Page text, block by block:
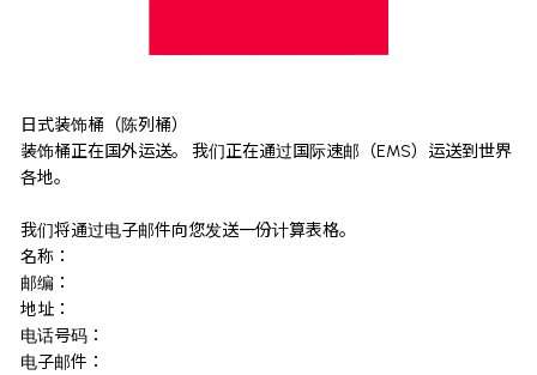
日式装饰桶（陈列桶）
装饰桶正在国外运送。 我们正在通过国际速邮（EMS）运送到世界
各地。
我们将通过电子邮件向您发送一份计算表格。
名称：
邮编：
地址：
电话号码：
电子邮件：